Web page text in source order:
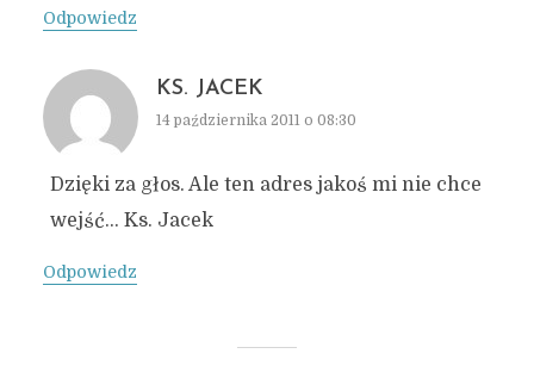
Odpowiedz
KS. JACEK
14 października 2011 o 08:30
Dzięki za głos. Ale ten adres jakoś mi nie chce
wejść… Ks. Jacek
Odpowiedz